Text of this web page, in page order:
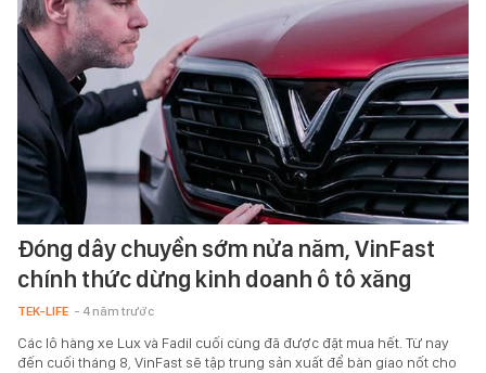
Đóng dây chuyền sớm nửa năm, VinFast
chính thức dừng kinh doanh ô tô xăng
TEK-LIFE - 4 năm trước
Các lô hàng xe Lux và Fadil cuối cùng đã được đặt mua hết. Từ nay
đến cuối tháng 8, VinFast sẽ tập trung sản xuất để bàn giao nốt cho